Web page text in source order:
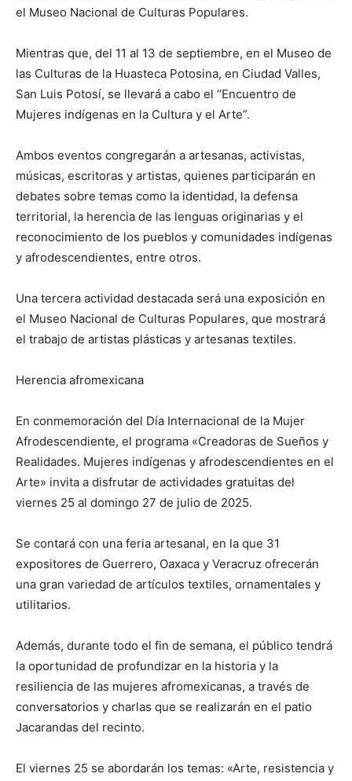
el Museo Nacional de Culturas Populares.
Mientras que, del 11 al 13 de septiembre, en el Museo de
las Culturas de la Huasteca Potosina, en Ciudad Valles,
San Luis Potosí, se llevará a cabo el “Encuentro de
Mujeres indígenas en la Cultura y el Arte”.
Ambos eventos congregarán a artesanas, activistas,
músicas, escritoras y artistas, quienes participarán en
debates sobre temas como la identidad, la defensa
territorial, la herencia de las lenguas originarias y el
reconocimiento de los pueblos y comunidades indígenas
y afrodescendientes, entre otros.
Una tercera actividad destacada será una exposición en
el Museo Nacional de Culturas Populares, que mostrará
el trabajo de artistas plásticas y artesanas textiles.
Herencia afromexicana
En conmemoración del Día Internacional de la Mujer
Afrodescendiente, el programa «Creadoras de Sueños y
Realidades. Mujeres indígenas y afrodescendientes en el
Arte» invita a disfrutar de actividades gratuitas del
viernes 25 al domingo 27 de julio de 2025.
Se contará con una feria artesanal, en la que 31
expositores de Guerrero, Oaxaca y Veracruz ofrecerán
una gran variedad de artículos textiles, ornamentales y
utilitarios.
Además, durante todo el fin de semana, el público tendrá
la oportunidad de profundizar en la historia y la
resiliencia de las mujeres afromexicanas, a través de
conversatorios y charlas que se realizarán en el patio
Jacarandas del recinto.
El viernes 25 se abordarán los temas: «Arte, resistencia y